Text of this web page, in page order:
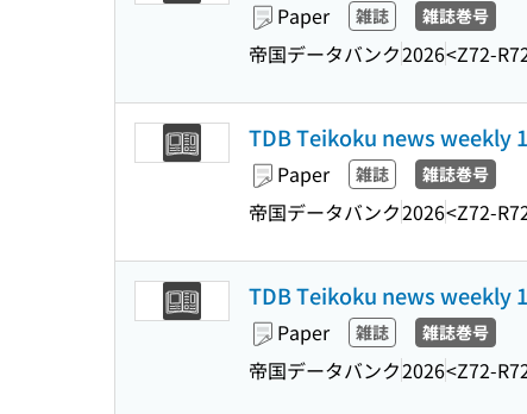
Paper 雑誌 雑誌巻号
帝国データバンク2026<Z72-
TDB Teikoku news weekly
Paper 雑誌 雑誌巻号
帝国データバンク2026<Z72-
TDB Teikoku news weekly
Paper 雑誌 雑誌巻号
帝国データバンク2026<Z72-